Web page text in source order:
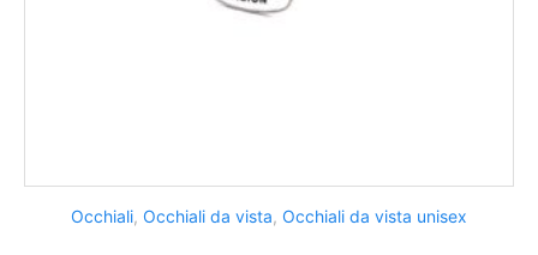
Occhiali, Occhiali da vista, Occhiali da vista unisex